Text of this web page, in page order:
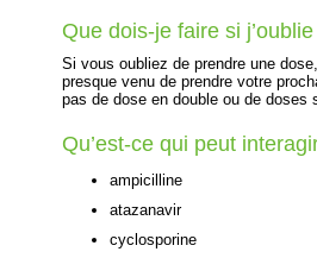
Que dois-je faire si
Si vous oubliez de prendre une
presque venu de prendre votre
pas de dose en double ou de doses
Qu’est-ce qui peut
ampicilline
atazanavir
cyclosporine